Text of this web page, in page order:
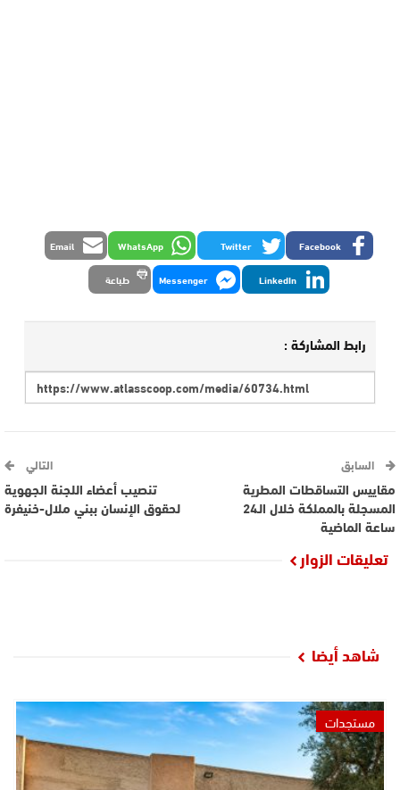
Facebook
Twitter
WhatsApp
Email
LinkedIn
Messenger طباعة
رابط المشاركة :
السابق
مقاييس التساقطات المطرية
المسجلة بالمملكة خلال الـ24
ساعة الماضية
التالي
تنصيب أعضاء اللجنة الجهوية
لحقوق الإنسان ببني ملال-خنيفرة
تعليقات الزوار
شاهد أيضا
مستجدات